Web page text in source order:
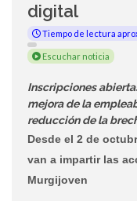
digital
Tiempo de lectura
Escuchar noticia
Inscripciones
mejora de la
reducción de la
Desde el 2 de
van a impartir las
Murgijoven